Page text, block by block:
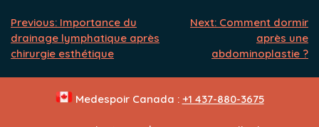
Navigation
de
l’article
Previous: Importance du
drainage lymphatique après
chirurgie esthétique
Next: Comment dormir
après une
abdominoplastie ?
Medespoir Canada : +1 437-880-3675